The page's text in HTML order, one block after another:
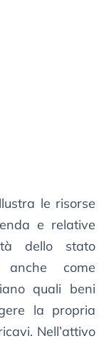
le risorse
e relative
dello stato
anche come
quali beni
la propria
Nell’attivo